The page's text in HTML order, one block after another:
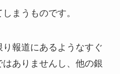
まうものです。
報道にあるようなすぐ
ありませんし、他の銀